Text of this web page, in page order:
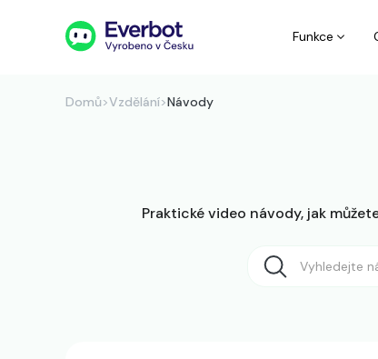
Funkce
Domů>Vzdělání>Návody
Praktické video návody, jak